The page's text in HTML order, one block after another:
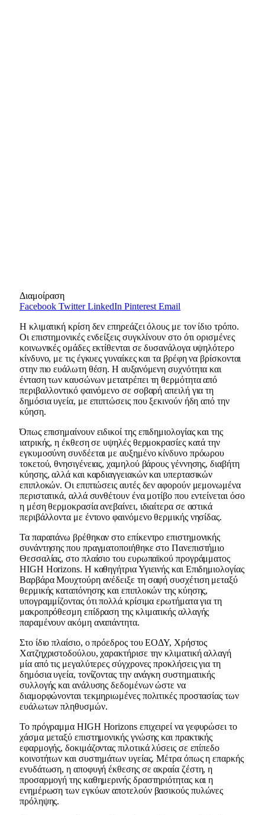
Διαμοίραση
Facebook Twitter LinkedIn Pinterest Email
Η κλιματική κρίση δεν επηρεάζει όλους με τον ίδιο τρόπο.
Οι επιστημονικές ενδείξεις συγκλίνουν στο ότι ορισμένες
κοινωνικές ομάδες εκτίθενται σε δυσανάλογα υψηλότερο
κίνδυνο, με τις έγκυες γυναίκες και τα βρέφη να βρίσκονται
στην πιο ευάλωτη θέση. Η αυξανόμενη συχνότητα και
ένταση των καυσώνων μετατρέπει τη θερμότητα από
περιβαλλοντικό φαινόμενο σε σοβαρή απειλή για τη
δημόσια υγεία, με επιπτώσεις που ξεκινούν ήδη από την
κύηση.
Όπως επισημαίνουν ειδικοί της επιδημιολογίας και της
ιατρικής, η έκθεση σε υψηλές θερμοκρασίες κατά την
εγκυμοσύνη συνδέεται με αυξημένο κίνδυνο πρόωρου
τοκετού, θνησιγένειας, χαμηλού βάρους γέννησης, διαβήτη
κύησης, αλλά και καρδιαγγειακών και υπερτασικών
επιπλοκών. Οι επιπτώσεις αυτές δεν αφορούν μεμονωμένα
περιστατικά, αλλά συνθέτουν ένα μοτίβο που εντείνεται όσο
η μέση θερμοκρασία ανεβαίνει, ιδιαίτερα σε αστικά
περιβάλλοντα με έντονο φαινόμενο θερμικής νησίδας.
Τα παραπάνω βρέθηκαν στο επίκεντρο επιστημονικής
συνάντησης που πραγματοποιήθηκε στο Πανεπιστήμιο
Θεσσαλίας, στο πλαίσιο του ευρωπαϊκού προγράμματος
HIGH Horizons. Η καθηγήτρια Υγιεινής και Επιδημιολογίας
Βαρβάρα Μουχτούρη ανέδειξε τη σαφή συσχέτιση μεταξύ
θερμικής καταπόνησης και επιπλοκών της κύησης,
υπογραμμίζοντας ότι πολλά κρίσιμα ερωτήματα για τη
μακροπρόθεσμη επίδραση της κλιματικής αλλαγής
παραμένουν ακόμη αναπάντητα.
Στο ίδιο πλαίσιο, ο πρόεδρος του ΕΟΔΥ, Χρήστος
Χατζηχριστοδούλου, χαρακτήρισε την κλιματική αλλαγή
μία από τις μεγαλύτερες σύγχρονες προκλήσεις για τη
δημόσια υγεία, τονίζοντας την ανάγκη συστηματικής
συλλογής και ανάλυσης δεδομένων ώστε να
διαμορφώνονται τεκμηριωμένες πολιτικές προστασίας των
ευάλωτων πληθυσμών.
Το πρόγραμμα HIGH Horizons επιχειρεί να γεφυρώσει το
χάσμα μεταξύ επιστημονικής γνώσης και πρακτικής
εφαρμογής, δοκιμάζοντας πιλοτικά λύσεις σε επίπεδο
κοινοτήτων και συστημάτων υγείας. Μέτρα όπως η επαρκής
ενυδάτωση, η αποφυγή έκθεσης σε ακραία ζέστη, η
προσαρμογή της καθημερινής δραστηριότητας και η
ενημέρωση των εγκύων αποτελούν βασικούς πυλώνες
πρόληψης.